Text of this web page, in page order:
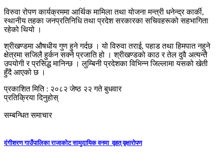
विरुवा रोपण कार्यक्रममा आर्थिक मामिला तथा योजना मन्त्री धनेन्द्र कार्की,
स्थानीय तहका जनप्रतिनिधि तथा प्रदेश सरकारका सचिवहरूको सहभागिता
रहेको थियो ।
श्रीखण्डमा औषधीय गुण हुने गर्दछ । यो विरुवा तराई, पहाड तथा हिमपात नहुने
क्षेत्रमा सजिलै हुर्कन सक्ने प्रजाति हो । श्रीखण्डको काठ र तेल दुवै अत्यन्तै
उपयोगी र प्रसिद्ध मानिन्छ । लुम्बिनी प्रदेशका विभिन्न जिल्लामा यसको खेती
हुँदै आएको छ ।
प्रकाशित मिति : २०८२ जेष्ठ २२ गते बुधवार
प्रतिक्रिया दिनुहोस्
सम्बन्धित समाचार
दंगीशरण गाउँपालिका राजाकाेट सामुदायिक वनमा वृहत् वृक्षारोपण